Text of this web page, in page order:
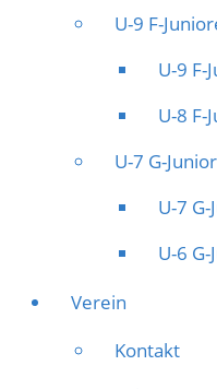
U-9 F-
U-9 F-
U-8 F-
U-7 G-
U-7 G-
U-6
Verein
Kontakt